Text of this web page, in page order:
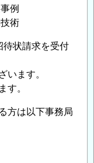
例
術
待状請求を受付
います。
す。
方は以下事務局